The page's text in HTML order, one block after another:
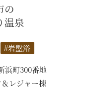
の
温泉
#岩盤浴
浜町300番地
レジャー棟